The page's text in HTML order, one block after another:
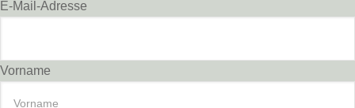
E-Mail-Adresse
Vorname